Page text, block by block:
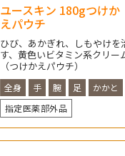
ユースキン 180gつけか
えパウチ
ひび、あかぎれ、しもやけを
す、黄色いビタミン系クリー
（つけかえパウチ）
全身 手 腕 足
かかと
指定医薬部外品